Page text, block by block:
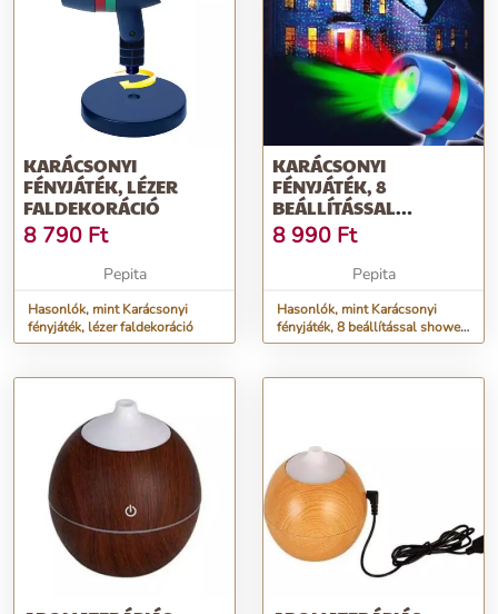
KARÁCSONYI
FÉNYJÁTÉK, LÉZER
FALDEKORÁCIÓ
8 790 Ft
Pepita
Hasonlók, mint Karácsonyi
fényjáték, lézer faldekoráció
KARÁCSONYI
FÉNYJÁTÉK, 8
BEÁLLÍTÁSSAL
SHOWER MOTION
(BBV)
8 990 Ft
Pepita
Hasonlók, mint Karácsonyi
fényjáték, 8 beállítással shower
motion (BBV)